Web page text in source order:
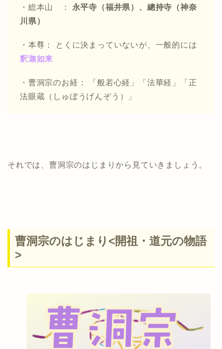
・総本山 ： 永平寺（福井県）、總持寺（神奈
川県）
・本尊： とくに決まっていないが、一般的には
釈迦如来
・曹洞宗のお経： 「般若心経」「法華経」「正
法眼蔵（しゅぼうげんぞう）」
それでは、曹洞宗のはじまりから見ていきましょう。
曹洞宗のはじまり<開祖・道元の物語
>